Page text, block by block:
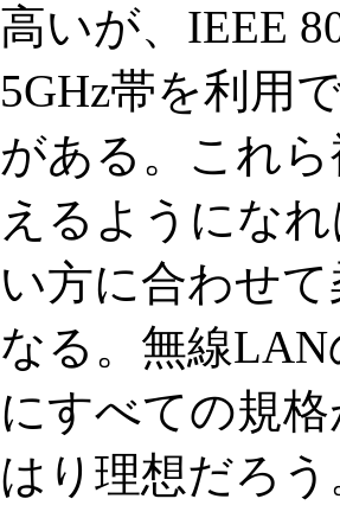
高いが、IEEE
5GHz帯を利用
がある。これ
えるようにな
い方に合わせ
なる。無線
にすべての規
はり理想だろう